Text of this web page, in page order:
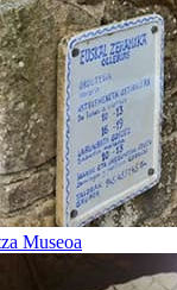
Museoa